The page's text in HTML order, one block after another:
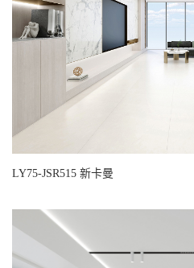
LY75-JSR515 新卡曼